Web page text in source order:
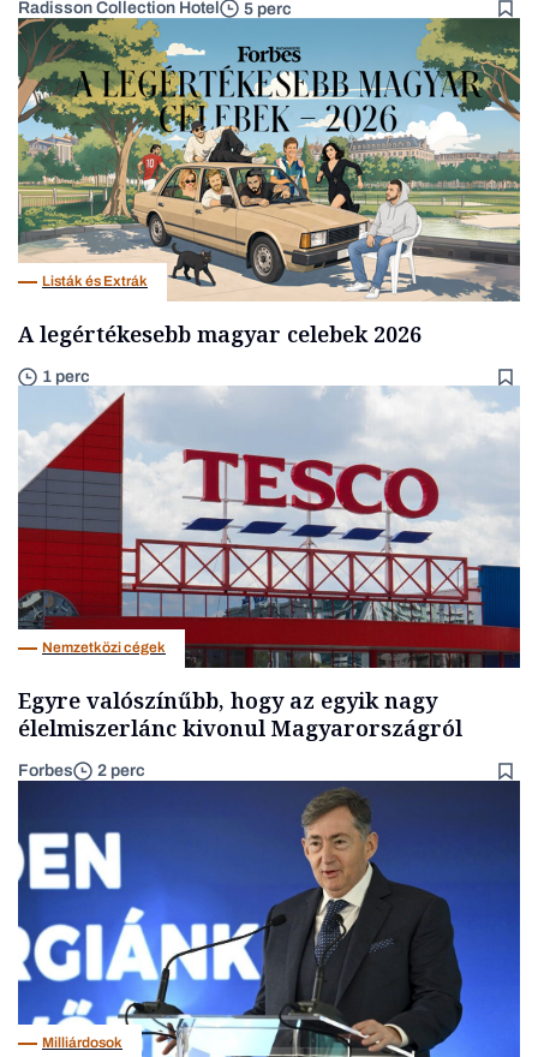
Radisson Collection Hotel 5 perc
Listák és Extrák
A legértékesebb magyar celebek 2026
1 perc
Nemzetközi cégek
Egyre valószínűbb, hogy az egyik nagy
élelmiszerlánc kivonul Magyarországról
Forbes 2 perc
Milliárdosok